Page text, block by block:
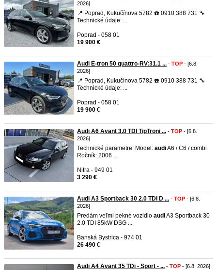
2026]
📍 Poprad, Kukučínova 5782 ☎️ 0910 388 731 🔧
Technické údaje: ...
Poprad - 058 01
19 900 €
Audi E-tron 50 quattro-RV:31.1 ... - TOP - [6.8.
2026]
📍 Poprad, Kukučínova 5782 ☎️ 0910 388 731 🔧
Technické údaje: ...
Poprad - 058 01
19 900 €
Audi A6 Avant 3.0 TDI TipTroni ... - TOP - [6.8.
2026]
Technické parametre: Model: audiA6 / C6 / combi
Ročník: 2006 ...
Nitra - 949 01
3 290 €
Audi A3 Sportback 30 2.0 TDI D ... - TOP - [6.8.
2026]
Predám veľmi pekné vozidlo audiA3 Sportback 30
2.0 TDI 85kW DSG ...
Banská Bystrica - 974 01
26 490 €
Audi A4 Avant 35 TDi - Sport - ... - TOP - [6.8. 2026]